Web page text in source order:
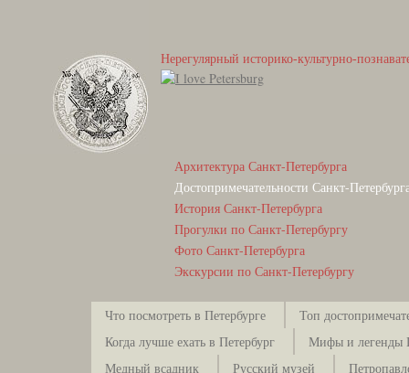
Нерегулярный историко-культурно-
Архитектура Санкт-Петербурга
Достопримечательности Санкт-
История Санкт-Петербурга
Прогулки по Санкт-Петербургу
Фото Санкт-Петербурга
Экскурсии по Санкт-Петербургу
Что посмотреть в Петербурге Топ
Когда лучше ехать в Петербург
Мифы и легенды
Медный всадник
Русский музей